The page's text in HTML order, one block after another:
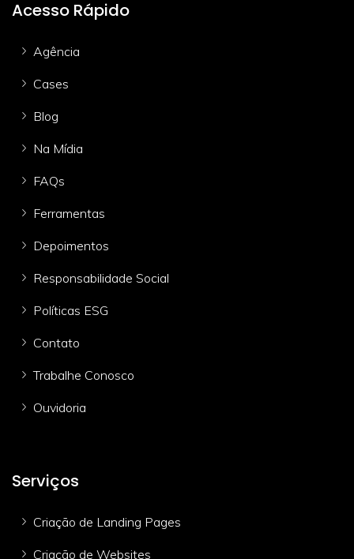
Acesso Rápido
Agência
Cases
Blog
Na Mídia
FAQs
Ferramentas
Depoimentos
Responsabilidade Social
Políticas ESG
Contato
Trabalhe Conosco
Ouvidoria
Serviços
Criação de Landing Pages
Criação de Websites